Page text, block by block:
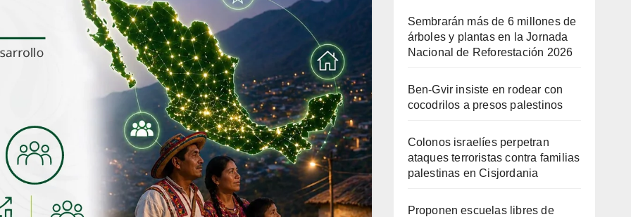
Sembrarán más de 6 millones de
árboles y plantas en la Jornada
Nacional de Reforestación 2026
Ben-Gvir insiste en rodear con
cocodrilos a presos palestinos
Colonos israelíes perpetran
ataques terroristas contra familias
palestinas en Cisjordania
Proponen escuelas libres de